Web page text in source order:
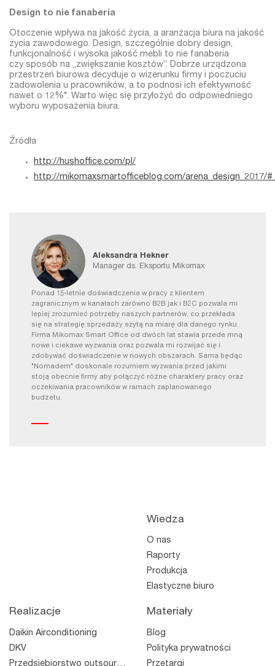
Design to nie fanaberia
Otoczenie wpływa na jakość życia, a aranżacja biura na jakość
życia zawodowego. Design, szczególnie dobry design,
funkcjonalność i wysoka jakość mebli to nie fanaberia
czy sposób na „zwiększanie kosztów”. Dobrze urządzona
przestrzeń biurowa decyduje o wizerunku firmy i poczuciu
zadowolenia u pracowników, a to podnosi ich efektywność
nawet o 12%*. Warto więc się przyłożyć do odpowiedniego
wyboru wyposażenia biura.
Źródła
http://hushoffice.com/pl/
http://mikomaxsmartofficeblog.com/arena_design_2017/
Aleksandra Hekner
Manager ds. Eksportu Mikomax
Ponad 15-letnie doświadczenie w pracy z klientem
zagranicznym w kanałach zarówno B2B jak i B2C pozwala mi
lepiej zrozumieć potrzeby naszych partnerów, co przekłada
się na strategię sprzedaży szytą na miarę dla danego rynku.
Firma Mikomax Smart Office od dwóch lat stawia przede mną
nowe i ciekawe wyzwania oraz pozwala mi rozwijać się i
zdobywać doświadczenie w nowych obszarach. Sama będąc
"Nomadem" doskonale rozumiem wyzwania przed jakimi
stoją obecnie firmy aby połączyć różne charaktery pracy oraz
oczekiwania pracowników w ramach zaplanowanego
budżetu.
Wiedza
O nas
Raporty
Produkcja
Elastyczne biuro
Realizacje
Daikin Airconditioning
DKV
Przedsiębiorstwo outsourcingowe
Materiały
Blog
Polityka prywatności
Przetargi